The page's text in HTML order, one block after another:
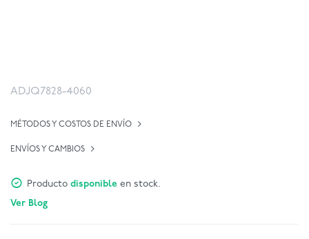
ADJQ7828-4060
MÉTODOS Y COSTOS DE ENVÍO
ENVÍOS Y CAMBIOS
Producto disponible en stock.
Ver Blog